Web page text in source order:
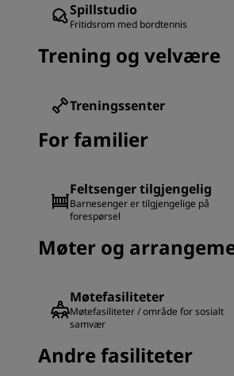
Spillstudio
Fritidsrom med bordtennis
Trening og velvære
Treningssenter
For familier
Feltsenger tilgjengelig
Barnesenger er tilgjengelige på
forespørsel
Møter og
Møtefasiliteter
Møtefasiliteter / område for sosialt
samvær
Andre fasiliteter